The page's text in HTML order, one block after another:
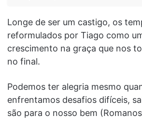
Longe de ser um castigo, os
reformulados por Tiago como
crescimento na graça que nos
no final.
Podemos ter alegria mesmo
enfrentamos desafios difíceis,
são para o nosso bem